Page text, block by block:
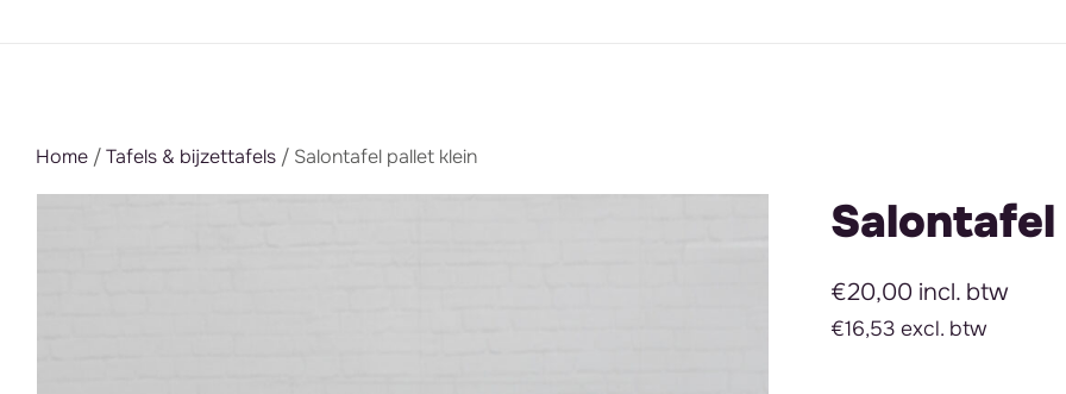
Home /Tafels & bijzettafels / Salontafel pallet klein
€20,00 incl. btw
€16,53 excl. btw